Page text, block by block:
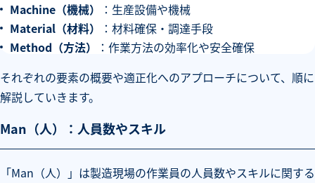
Machine（機械）
：生産設備や機械
Material（材料）
：材料確保・調達手段
Method（方法）
：作業方法の効率化や安全確保
それぞれの要素の概要や適正化へのアプローチについて、順に
解説していきます。
Man（人）：人員数やスキル
「Man（人）」は製造現場の作業員の人員数やスキルに関する